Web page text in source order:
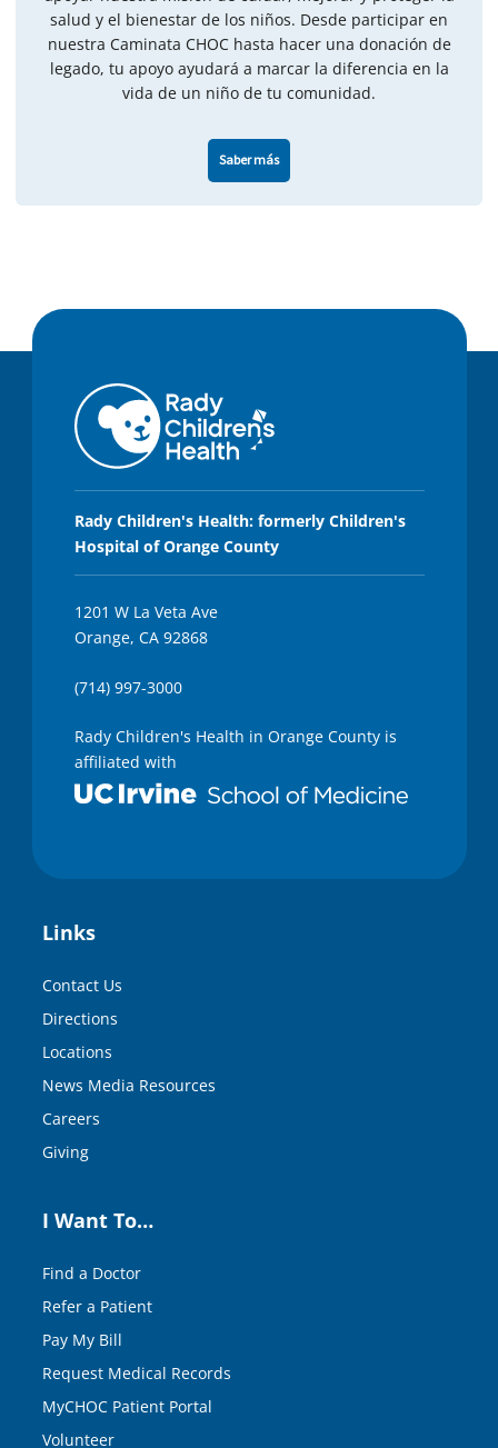
salud y el bienestar de los niños. Desde participar en
nuestra Caminata CHOC hasta hacer una donación de
legado, tu apoyo ayudará a marcar la diferencia en la
vida de un niño de tu comunidad.
Saber más
Rady Children's Health: formerly Children's
Hospital of Orange County
1201 W La Veta Ave
Orange, CA 92868
(714) 997-3000
Rady Children's Health in Orange County is
affiliated with
Links
Contact Us
Directions
Locations
News Media Resources
Careers
Giving
I Want To…
Find a Doctor
Refer a Patient
Pay My Bill
Request Medical Records
MyCHOC Patient Portal
Volunteer